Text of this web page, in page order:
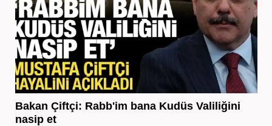
Bakan Çiftçi: Rabb'im bana Kudüs Valiliğini
nasip et